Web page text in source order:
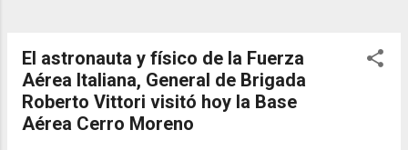
El astronauta y físico de la Fuerza
Aérea Italiana, General de Brigada
Roberto Vittori visitó hoy la Base
Aérea Cerro Moreno